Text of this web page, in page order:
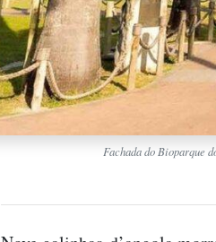
Fachada do Bioparque